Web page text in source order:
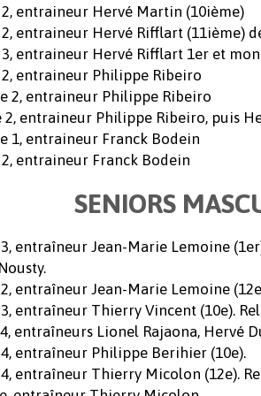
entraineur Hervé Martin (10ième)
entraineur Hervé Rifflart (11ième)
entraineur Hervé Rifflart 1er et
entraineur Philippe Ribeiro
2, entraineur Philippe Ribeiro
2, entraineur Philippe Ribeiro, puis
1, entraineur Franck Bodein
entraineur Franck Bodein
SENIORS
entraîneur Jean-Marie Lemoine
entraîneur Jean-Marie Lemoine
entraîneur Thierry Vincent (10e).
entraîneurs Lionel Rajaona, Hervé
entraîneur Philippe Berihier (10e).
entraîneur Thierry Micolon (12e).